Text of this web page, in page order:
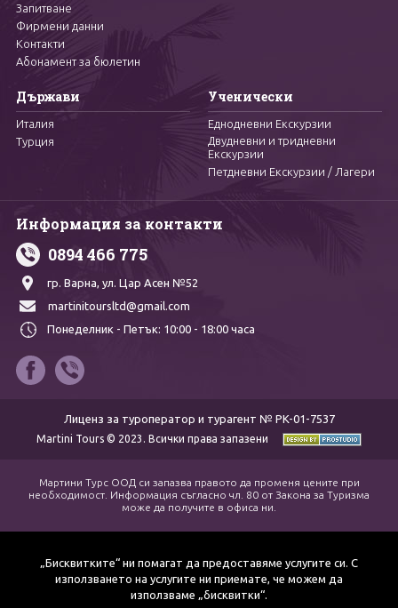
Запитване
Фирмени данни
Контакти
Абонамент за бюлетин
Държави
Италия
Турция
Ученически
Еднодневни Екскурзии
Двудневни и тридневни
Екскурзии
Петдневни Екскурзии / Лагери
Информация за контакти
0894 466 775
гр. Варна, ул. Цар Асен №52
martinitoursltd@gmail.com
Понеделник - Петък: 10:00 - 18:00 часа
Лиценз за туроператор и турагент № PK-01-7537
Martini Tours © 2023. Всички права запазени
Мартини Турс ООД си запазва правото да променя цените при
необходимост. Информация съгласно чл. 80 от Закона за Туризма
може да получите в офиса ни.
„Бисквитките“ ни помагат да предоставяме услугите си. С
използването на услугите ни приемате, че можем да
използваме „бисквитки“.